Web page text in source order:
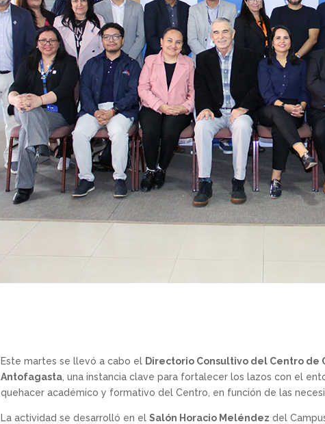
Este martes se llevó a cabo el Directorio Consultivo del Centro de
Antofagasta , una instancia clave para fortalecer los lazos con el
quehacer académico y formativo del Centro, en función de las
La actividad se desarrolló en elSalón Horacio Meléndez del